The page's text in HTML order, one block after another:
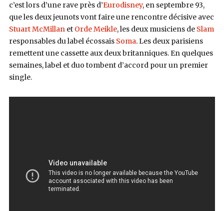
c’est lors d’une rave près d’Eurodisney, en septembre 93,
que les deux jeunots vont faire une rencontre décisive avec
Stuart McMillanet Orde Meikle, les deux musiciens de Slam
responsables du label écossais Soma. Les deux parisiens
remettent une cassette aux deux britanniques. En quelques
semaines, label et duo tombent d’accord pour un premier
single.